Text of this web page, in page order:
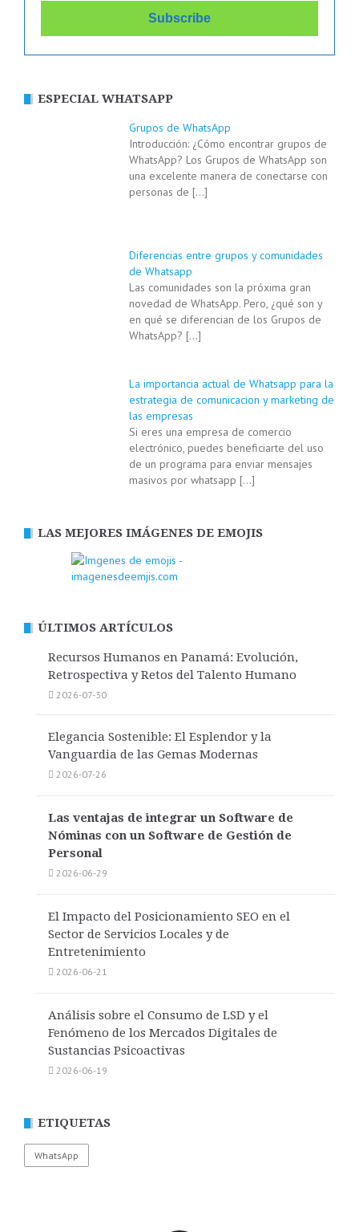
ESPECIAL WHATSAPP
Grupos de WhatsApp
Introducción: ¿Cómo encontrar grupos de
WhatsApp? Los Grupos de WhatsApp son
una excelente manera de conectarse con
personas de […]
Diferencias entre grupos y comunidades
de Whatsapp
Las comunidades son la próxima gran
novedad de WhatsApp. Pero, ¿qué son y
en qué se diferencian de los Grupos de
WhatsApp? […]
La importancia actual de Whatsapp para la
estrategia de comunicacion y marketing de
las empresas
Si eres una empresa de comercio
electrónico, puedes beneficiarte del uso
de un programa para enviar mensajes
masivos por whatsapp […]
LAS MEJORES IMÁGENES DE EMOJIS
ÚLTIMOS ARTÍCULOS
Recursos Humanos en Panamá: Evolución,
Retrospectiva y Retos del Talento Humano
2026-07-30
Elegancia Sostenible: El Esplendor y la
Vanguardia de las Gemas Modernas
2026-07-26
Las ventajas de integrar un Software de
Nóminas con un Software de Gestión de
Personal
2026-06-29
El Impacto del Posicionamiento SEO en el
Sector de Servicios Locales y de
Entretenimiento
2026-06-21
Análisis sobre el Consumo de LSD y el
Fenómeno de los Mercados Digitales de
Sustancias Psicoactivas
2026-06-19
ETIQUETAS
WhatsApp